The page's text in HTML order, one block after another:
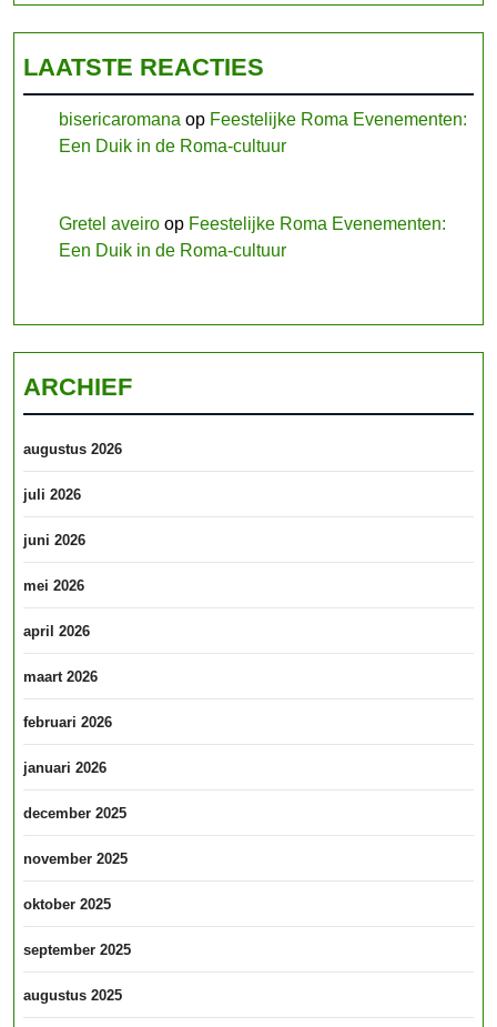
LAATSTE REACTIES
bisericaromana op Feestelijke Roma Evenementen:
Een Duik in de Roma-cultuur
Gretel aveiro op Feestelijke Roma Evenementen:
Een Duik in de Roma-cultuur
ARCHIEF
augustus 2026
juli 2026
juni 2026
mei 2026
april 2026
maart 2026
februari 2026
januari 2026
december 2025
november 2025
oktober 2025
september 2025
augustus 2025